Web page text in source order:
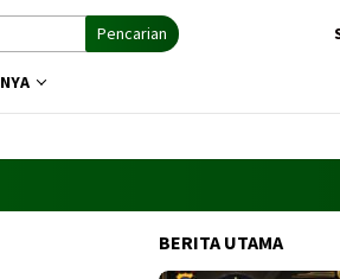
Pencarian
BERITA UTAMA